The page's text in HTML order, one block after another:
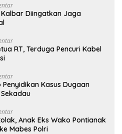
Kalbar Diingatkan Jaga
RT, Terduga Pencuri Kabel
Penyidikan Kasus Dugaan
Anak Eks Wako Pontianak
Mabes Polri